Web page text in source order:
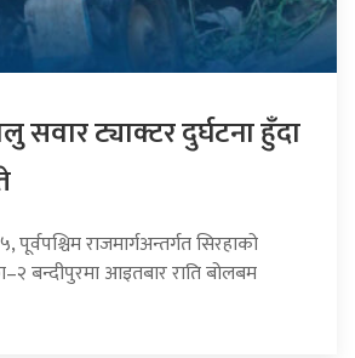
सवार ट्याक्टर दुर्घटना हुँदा
राजमार्गअन्तर्गत सिरहाको
बन्दीपुरमा आइतबार राति बोलबम